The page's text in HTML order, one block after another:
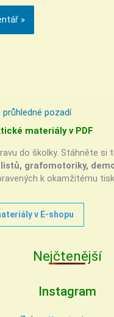
materiály v PDF
do školky. Stáhněte si
grafomotoriky,
k okamžitému
v E-shopu
Nejčtenější
Instagram